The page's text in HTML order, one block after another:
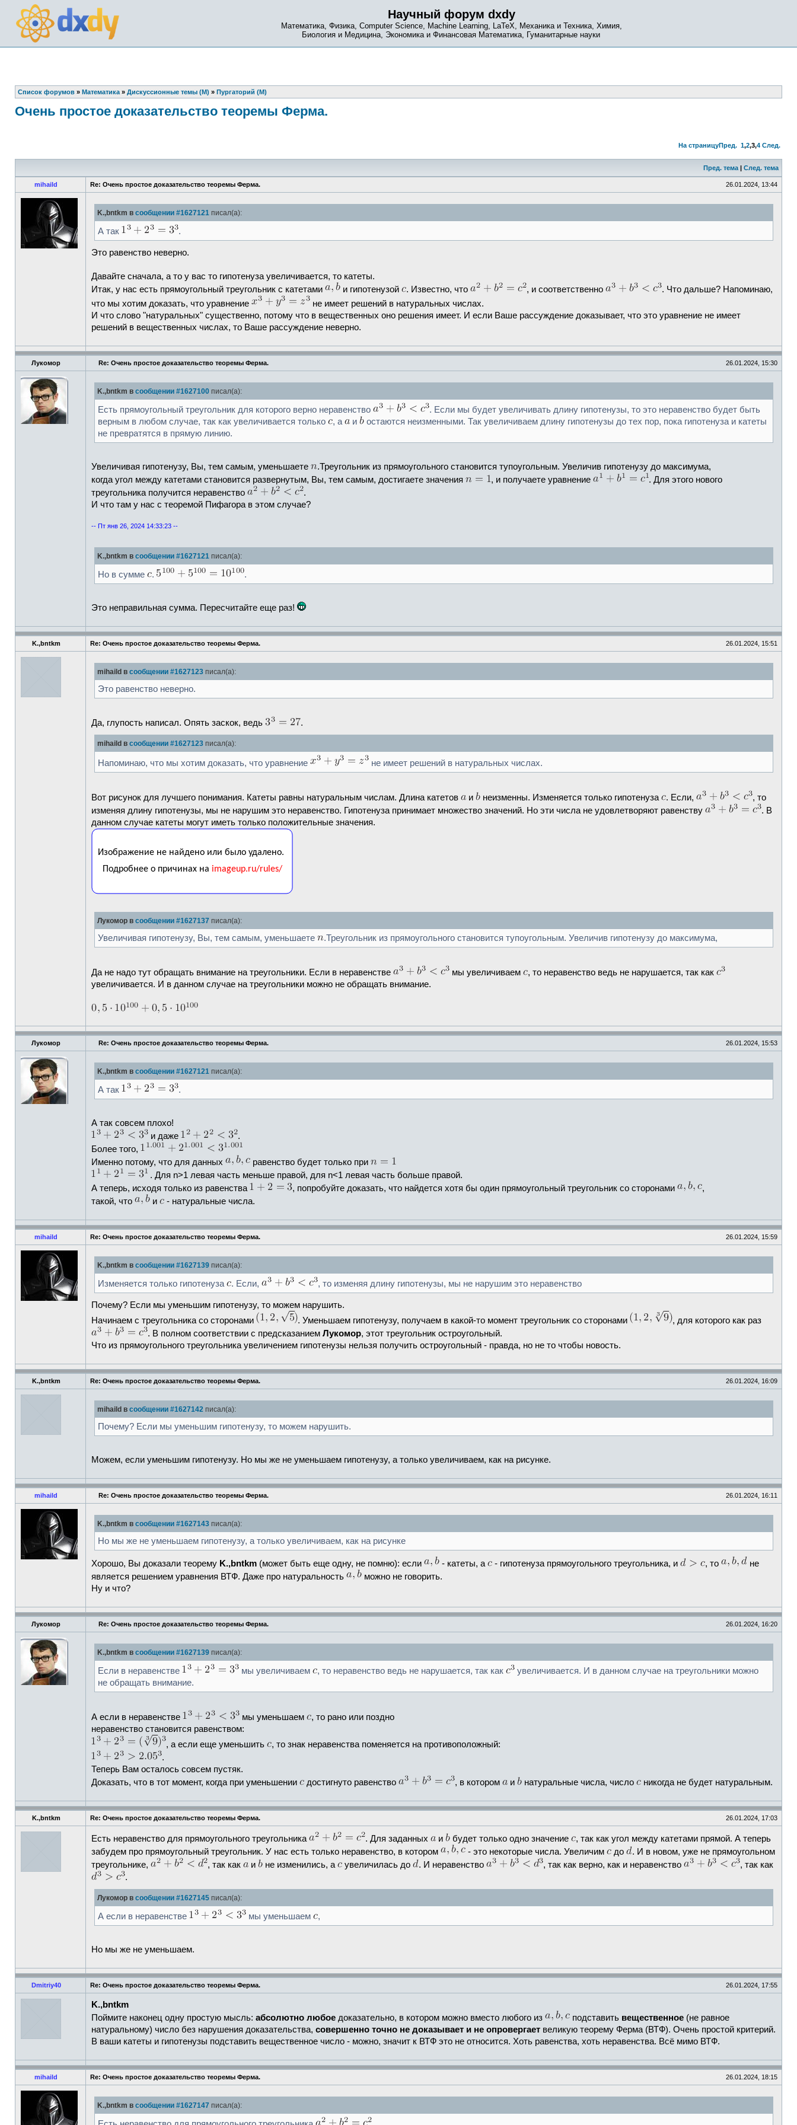
Научный форум dxdy
Математика, Физика, Computer Science, Machine Learning, LaTeX, Механика и Техника, Химия,
Биология и Медицина, Экономика и Финансовая Математика, Гуманитарные науки
Список форумов » Математика » Дискуссионные темы (М) » Пургаторий (М)
Очень простое доказательство теоремы Ферма.
На страницуПред. 1,2,3,4 След.
Пред. тема | След. тема
mihaild Re: Очень простое доказательство теоремы Ферма. 26.01.2024, 13:44
K.,bntkm в сообщении #1627121 писал(а):
А так .
Это равенство неверно.
Давайте сначала, а то у вас то гипотенуза увеличивается, то катеты.
Итак, у нас есть прямоугольный треугольник с катетами
и гипотенузой . Известно, что , и соответственно
. Что дальше? Напоминаю,
что мы хотим доказать, что уравнение
не имеет решений в натуральных числах.
И что слово "натуральных" существенно, потому что в вещественных оно решения имеет. И если Ваше рассуждение доказывает, что это уравнение не имеет
решений в вещественных числах, то Ваше рассуждение неверно.
Лукомор Re: Очень простое доказательство теоремы Ферма. 26.01.2024, 15:30
K.,bntkm в сообщении #1627100 писал(а):
Есть прямоугольный треугольник для которого верно неравенство
. Если мы будет увеличивать длину гипотенузы, то это неравенство будет быть
верным в любом случае, так как увеличивается только
, а и
остаются неизменными. Так увеличиваем длину гипотенузы до тех пор, пока гипотенуза и катеты
не превратятся в прямую линию.
Увеличивая гипотенузу, Вы, тем самым, уменьшаете
.Треугольник из прямоугольного становится тупоугольным. Увеличив гипотенузу до максимума,
когда угол между катетами становится развернутым, Вы, тем самым, достигаете значения
, и получаете уравнение
. Для этого нового
треугольника получится неравенство
.
И что там у нас с теоремой Пифагора в этом случае?
-- Пт янв 26, 2024 14:33:23 --
K.,bntkm в сообщении #1627121 писал(а):
Но в сумме . .
Это неправильная сумма. Пересчитайте еще раз!
K.,bntkm Re: Очень простое доказательство теоремы Ферма. 26.01.2024, 15:51
mihaild в сообщении #1627123 писал(а):
Это равенство неверно.
Да, глупость написал. Опять заскок, ведь .
mihaild в сообщении #1627123 писал(а):
Напоминаю, что мы хотим доказать, что уравнение не имеет решений в натуральных числах.
Вот рисунок для лучшего понимания. Катеты равны натуральным числам. Длина катетов и неизменны. Изменяется только гипотенуза . Если,
, то
изменяя длину гипотенузы, мы не нарушим это неравенство. Гипотенуза принимает множество значений. Но эти числа не удовлетворяют равенству
. В
данном случае катеты могут иметь только положительные значения.
Лукомор в сообщении #1627137 писал(а):
Увеличивая гипотенузу, Вы, тем самым, уменьшаете .Треугольник из прямоугольного становится тупоугольным. Увеличив гипотенузу до максимума,
Да не надо тут обращать внимание на треугольники. Если в неравенстве мы увеличиваем
, то неравенство ведь не нарушается, так как
увеличивается. И в данном случае на треугольники можно не обращать внимание.
Лукомор Re: Очень простое доказательство теоремы Ферма. 26.01.2024, 15:53
K.,bntkm в сообщении #1627121 писал(а):
А так .
А так совсем плохо!
и даже
.
Более того,
Именно потому, что для данных
равенство будет только при
. Для n>1 левая часть меньше правой, для n<1 левая часть больше правой.
А теперь, исходя только из равенства
, попробуйте доказать, что найдется хотя бы один прямоугольный треугольник со сторонами
,
такой, что
и - натуральные числа.
mihaild Re: Очень простое доказательство теоремы Ферма. 26.01.2024, 15:59
K.,bntkm в сообщении #1627139 писал(а):
Изменяется только гипотенуза . Если, , то изменяя длину гипотенузы, мы не нарушим это неравенство
Почему? Если мы уменьшим гипотенузу, то можем нарушить.
Начинаем с треугольника со сторонами
. Уменьшаем гипотенузу, получаем в какой-то момент треугольник со сторонами
, для которого как раз
. В полном соответствии с предсказанием Лукомор, этот треугольник остроугольный.
Что из прямоугольного треугольника увеличением гипотенузы нельзя получить остроугольный - правда, но не то чтобы новость.
K.,bntkm Re: Очень простое доказательство теоремы Ферма. 26.01.2024, 16:09
mihaild в сообщении #1627142 писал(а):
Почему? Если мы уменьшим гипотенузу, то можем нарушить.
Можем, если уменьшим гипотенузу. Но мы же не уменьшаем гипотенузу, а только увеличиваем, как на рисунке.
mihaild Re: Очень простое доказательство теоремы Ферма. 26.01.2024, 16:11
K.,bntkm в сообщении #1627143 писал(а):
Но мы же не уменьшаем гипотенузу, а только увеличиваем, как на рисунке
Хорошо, Вы доказали теорему K.,bntkm (может быть еще одну, не помню): если - катеты, а - гипотенуза прямоугольного треугольника, и , то
не
является решением уравнения ВТФ. Даже про натуральность
можно не говорить.
Ну и что?
Лукомор Re: Очень простое доказательство теоремы Ферма. 26.01.2024, 16:20
K.,bntkm в сообщении #1627139 писал(а):
Если в неравенстве мы увеличиваем , то неравенство ведь не нарушается, так как
увеличивается. И в данном случае на треугольники можно
не обращать внимание.
А если в неравенстве мы уменьшаем
, то рано или поздно
неравенство становится равенством:
, а если еще уменьшить
, то знак неравенства поменяется на противоположный:
.
Теперь Вам осталось совсем пустяк.
Доказать, что в тот момент, когда при уменьшении
достигнуто равенство , в котором и натуральные числа, число никогда не будет натуральным.
K.,bntkm Re: Очень простое доказательство теоремы Ферма. 26.01.2024, 17:03
Есть неравенство для прямоугольного треугольника . Для заданных и будет только одно значение
, так как угол между катетами прямой. А теперь
забудем про прямоугольный треугольник. У нас есть только неравенство, в котором
- это некоторые числа. Увеличим до
. И в новом, уже не прямоугольном
треугольнике,
, так как и не изменились, а увеличилась до . И неравенство , так как верно, как и неравенство
, так как
.
Лукомор в сообщении #1627145 писал(а):
А если в неравенстве мы уменьшаем ,
Но мы же не уменьшаем.
Dmitriy40 Re: Очень простое доказательство теоремы Ферма. 26.01.2024, 17:55
K.,bntkm
Поймите наконец одну простую мысль: абсолютно любое доказательно, в котором можно вместо любого из подставить вещественное (не равное
натуральному) число без нарушения доказательства, совершенно точно не доказывает и не опровергает великую теорему Ферма (ВТФ). Очень простой критерий.
В ваши катеты и гипотенузы подставить вещественное число - можно, значит к ВТФ это не относится. Хоть равенства, хоть неравенства. Всё мимо ВТФ.
mihaild Re: Очень простое доказательство теоремы Ферма. 26.01.2024, 18:15
K.,bntkm в сообщении #1627147 писал(а):